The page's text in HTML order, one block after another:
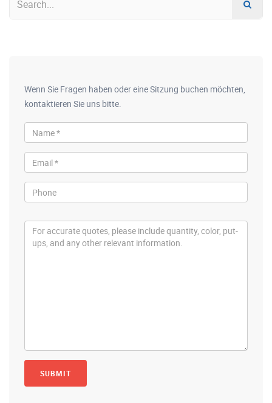
Wenn Sie Fragen haben oder eine Sitzung buchen möchten,
kontaktieren Sie uns bitte.